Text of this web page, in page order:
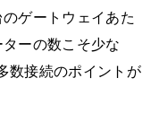
ゲートウェイあた
ーの数こそ少な
数接続のポイントが